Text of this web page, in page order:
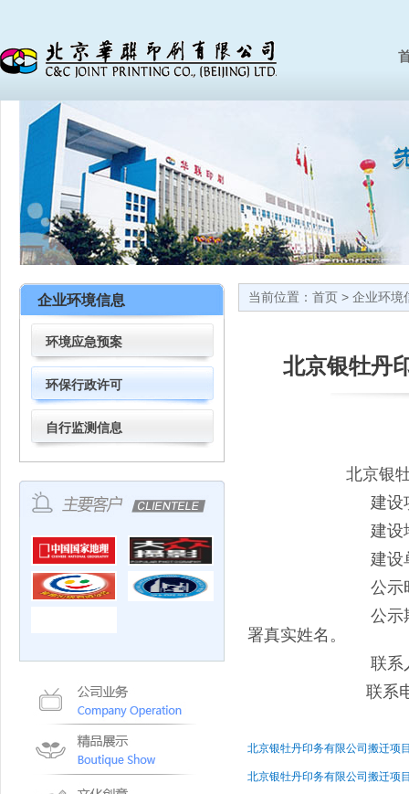
企业环境信息
环境应急预案
环保行政许可
自行监测信息
当前位置： 首页 > 企业环境
北京银牡丹
北京银
建设项目：北
建设地点：北
建设单位：北
公示时间：
公示期间，如对
署真实姓名。
联系人：
联系电话：
北京银牡丹印务有限公司搬迁项
北京银牡丹印务有限公司搬迁项